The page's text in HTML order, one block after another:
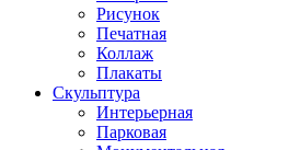
Рисунок
Печатная
Коллаж
Плакаты
Скульптура
Интерьерная
Парковая